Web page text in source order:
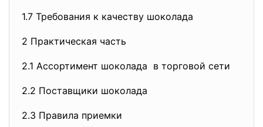
1.7 Требования к качеству шоколада
2 Практическая часть
2.1 Ассортимент шоколада в торговой сети
2.2 Поставщики шоколада
2.3 Правила приемки